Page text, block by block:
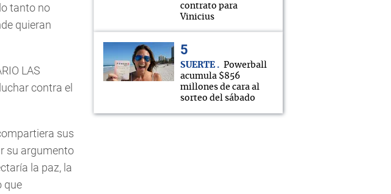
tanto no
quieran
LAS
contra el
sus
su argumento
la paz, la
que
contrato para
Vinicius
SUERTE
Powerball
acumula $856
millones de cara al
sorteo del sábado